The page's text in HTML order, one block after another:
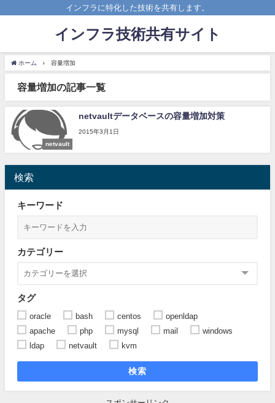
インフラに特化した技術を共有します。
インフラ技術共有サイト
ホーム 容量増加
容量増加の記事一覧
netvault
netvaultデータベースの容量増加対策
2015年3月1日
検索
キーワード
カテゴリー
タグ
oracle bash centos
openldap
apache
php mysql mail
windows
ldap
netvault kvm
検索